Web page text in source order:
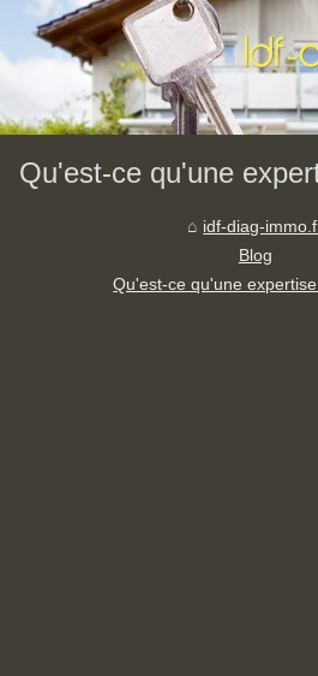
Qu'est-ce qu'une
idf-diag-
Blog
Qu'est-ce qu'une